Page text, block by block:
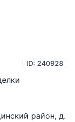
ID: 240928
район, д.